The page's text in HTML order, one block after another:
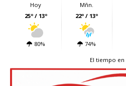
Hoy
25º / 13º
80%
Mñn.
22º / 13º
74%
El tiempo en